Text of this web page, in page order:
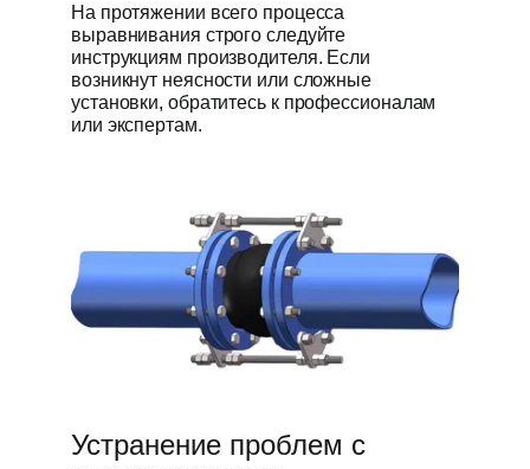
На протяжении всего процесса
выравнивания строго следуйте
инструкциям производителя. Если
возникнут неясности или сложные
установки, обратитесь к профессионалам
или экспертам.
Устранение проблем с